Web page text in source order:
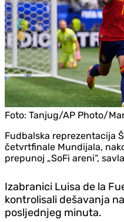
Foto: Tanjug/AP Photo/
Fudbalska reprezentacija
četvrtfinale Mundijala,
prepunoj „SoFi areni“,
Izabranici Luisa de la
kontrolisali dešavanja
posljednjeg minuta.